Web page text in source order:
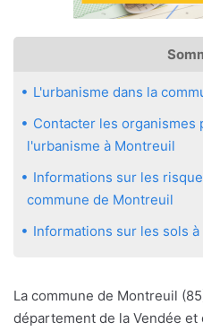
L'urbanisme dans la
Contacter les organismes
l'urbanisme à Montreuil
Informations sur les
commune de Montreuil
Informations sur les sols
La commune de Montreuil
département de la Vendée et